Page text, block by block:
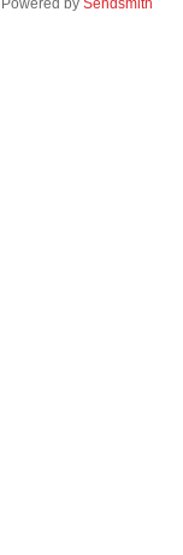
Powered by Sendsmith